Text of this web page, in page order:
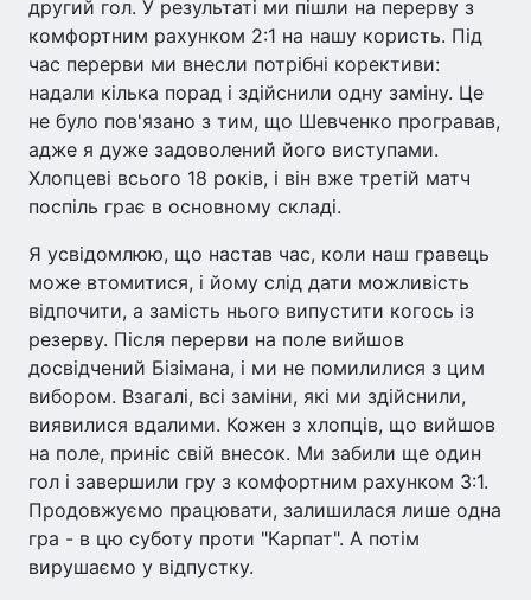
другий гол. У результаті ми пішли на перерву з
комфортним рахунком 2:1 на нашу користь. Під
час перерви ми внесли потрібні корективи:
надали кілька порад і здійснили одну заміну. Це
не було пов'язано з тим, що Шевченко програвав,
адже я дуже задоволений його виступами.
Хлопцеві всього 18 років, і він вже третій матч
поспіль грає в основному складі.
Я усвідомлюю, що настав час, коли наш гравець
може втомитися, і йому слід дати можливість
відпочити, а замість нього випустити когось із
резерву. Після перерви на поле вийшов
досвідчений Бізімана, і ми не помилилися з цим
вибором. Взагалі, всі заміни, які ми здійснили,
виявилися вдалими. Кожен з хлопців, що вийшов
на поле, приніс свій внесок. Ми забили ще один
гол і завершили гру з комфортним рахунком 3:1.
Продовжуємо працювати, залишилася лише одна
гра - в цю суботу проти "Карпат". А потім
вирушаємо у відпустку.